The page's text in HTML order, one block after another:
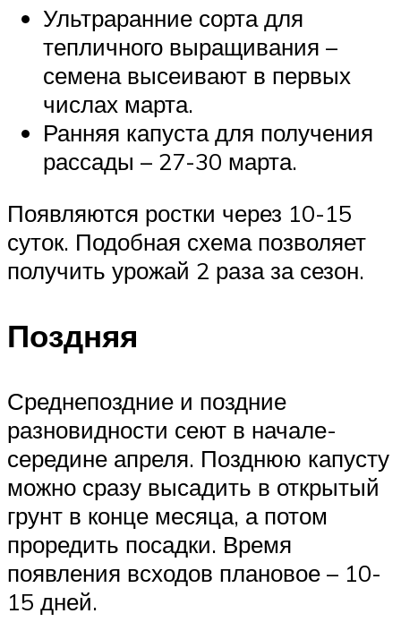
Ультраранние сорта для
тепличного выращивания –
семена высеивают в первых
числах марта.
Ранняя капуста для получения
рассады – 27-30 марта.
Появляются ростки через 10-15
суток. Подобная схема позволяет
получить урожай 2 раза за сезон.
Поздняя
Среднепоздние и поздние
разновидности сеют в начале-
середине апреля. Позднюю капусту
можно сразу высадить в открытый
грунт в конце месяца, а потом
проредить посадки. Время
появления всходов плановое – 10-
15 дней.